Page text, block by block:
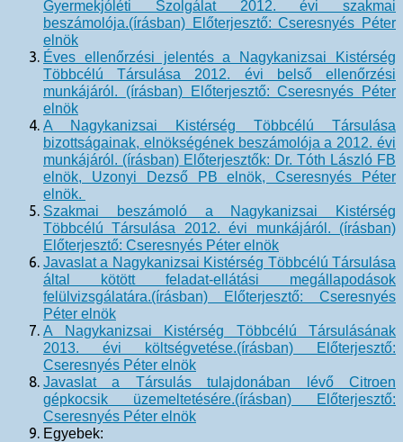
Gyermekjóléti Szolgálat 2012. évi szakmai
beszámolója.(írásban) Előterjesztő: Cseresnyés Péter
elnök
Éves ellenőrzési jelentés a Nagykanizsai Kistérség
Többcélú Társulása 2012. évi belső ellenőrzési
munkájáról. (írásban) Előterjesztő: Cseresnyés Péter
elnök
A Nagykanizsai Kistérség Többcélú Társulása
bizottságainak, elnökségének beszámolója a 2012. évi
munkájáról. (írásban) Előterjesztők: Dr. Tóth László FB
elnök, Uzonyi Dezső PB elnök, Cseresnyés Péter
elnök.
Szakmai beszámoló a Nagykanizsai Kistérség
Többcélú Társulása 2012. évi munkájáról. (írásban)
Előterjesztő: Cseresnyés Péter elnök
Javaslat a Nagykanizsai Kistérség Többcélú Társulása
által kötött feladat-ellátási megállapodások
felülvizsgálatára.(írásban) Előterjesztő: Cseresnyés
Péter elnök
A Nagykanizsai Kistérség Többcélú Társulásának
2013. évi költségvetése.(írásban) Előterjesztő:
Cseresnyés Péter elnök
Javaslat a Társulás tulajdonában lévő Citroen
gépkocsik üzemeltetésére.(írásban) Előterjesztő:
Cseresnyés Péter elnök
Egyebek: